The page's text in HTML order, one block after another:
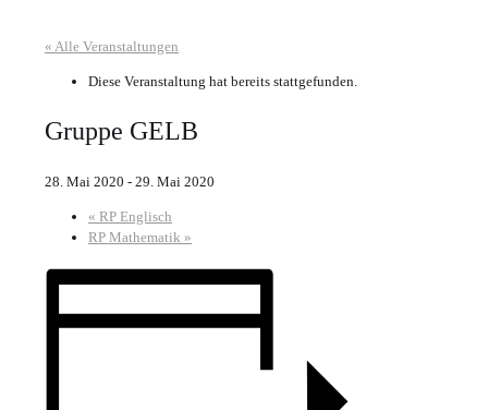
« Alle Veranstaltungen
Diese Veranstaltung hat bereits stattgefunden.
Gruppe GELB
28. Mai 2020 - 29. Mai 2020
« RP Englisch
RP Mathematik »